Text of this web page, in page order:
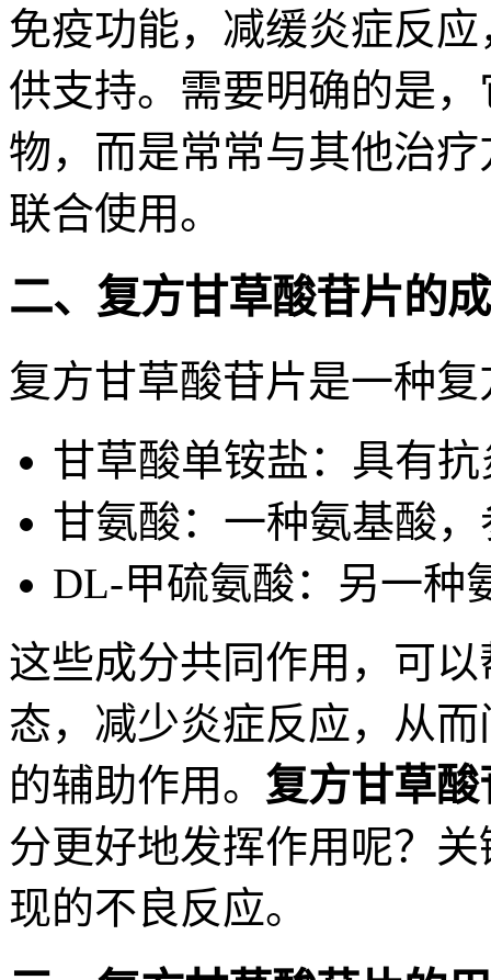
免疫功能，减缓炎症反
供支持。需要明确的是
物，而是常常与其他治
联合使用。
二、复方甘草酸苷片的
复方甘草酸苷片是一种
甘草酸单铵盐：具有
甘氨酸：一种氨基酸
DL-甲硫氨酸：另一种
这些成分共同作用，可
态，减少炎症反应，从
的辅助作用。 复方甘草
分更好地发挥作用呢？
现的不良反应。